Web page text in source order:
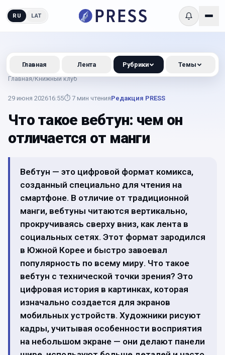
RU LAT
Главная/Книжный клуб
29 июня 202616:55⏱ 7 мин чтенияРедакция PRESS
Что такое вебтун: чем он
отличается от манги
Вебтун — это цифровой формат комикса,
созданный специально для чтения на
смартфоне. В отличие от традиционной
манги, вебтуны читаются вертикально,
прокручиваясь сверху вниз, как лента в
социальных сетях. Этот формат зародился
в Южной Корее и быстро завоевал
популярность по всему миру. Что такое
вебтун с технической точки зрения? Это
цифровая история в картинках, которая
изначально создается для экранов
мобильных устройств. Художники рисуют
кадры, учитывая особенности восприятия
на небольшом экране — они делают панели
Главная Лента Рубрики Темы